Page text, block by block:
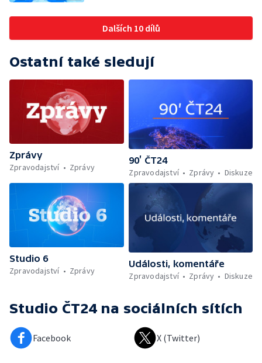
Dalších 10 dílů
Ostatní také sledují
Zprávy
Zpravodajství
Zprávy
90’ ČT24
Zpravodajství
Zprávy Diskuze
Studio 6
Zpravodajství
Zprávy
Události, komentáře
Zpravodajství
Zprávy Diskuze
Studio ČT24 na sociálních sítích
Facebook X (Twitter)